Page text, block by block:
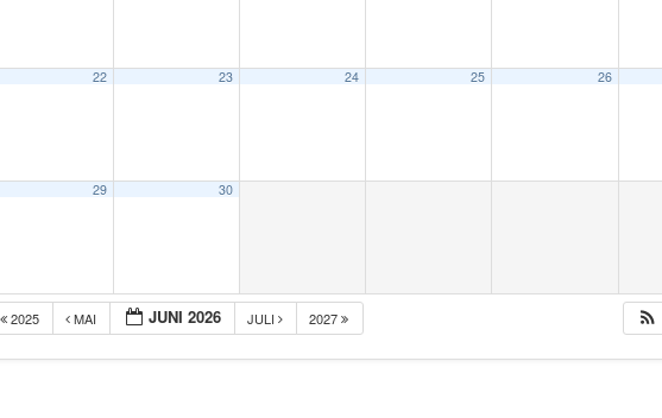
22 23 24 25 26
29 30
2025 MAI JUNI 2026 JULI 2027